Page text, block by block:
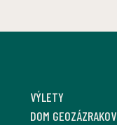
VÝLETY
DOM GEOZÁZRAKOV